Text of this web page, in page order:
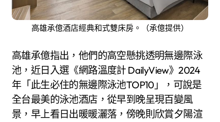
高雄承億酒店經典和式雙床房。（承億提供）
高雄承億指出，他們的高空懸挑透明無邊際泳
池，近日入選《網路溫度計 DailyView》2024
年「此生必住的無邊際泳池TOP10」，可說是
全台最美的泳池酒店，從早到晚呈現百變風
景，早上看日出暖暖灑落，傍晚則欣賞夕陽渲